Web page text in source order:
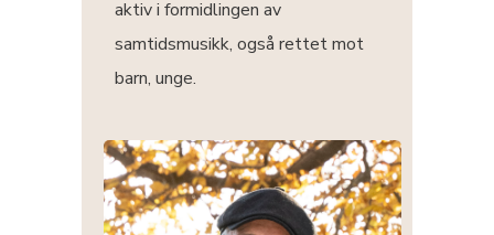
aktiv i formidlingen av
samtidsmusikk, også rettet mot
barn, unge.